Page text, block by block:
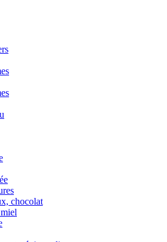
chocolat